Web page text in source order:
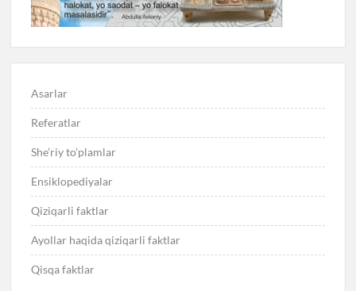
Asarlar
Referatlar
She’riy to’plamlar
Ensiklopediyalar
Qiziqarli faktlar
Ayollar haqida qiziqarli faktlar
Qisqa faktlar